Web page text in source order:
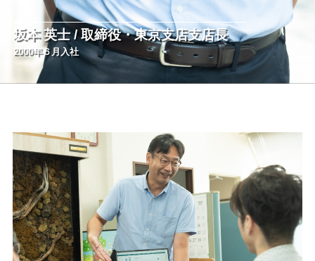
坂本 英士 / 取締役・東京支店支店長
2000年６月入社